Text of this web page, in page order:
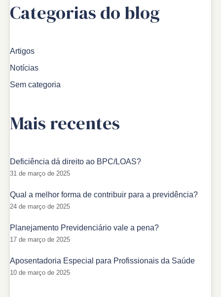
Categorias do blog
Artigos
Notícias
Sem categoria
Mais recentes
Deficiência dá direito ao BPC/LOAS?
31 de março de 2025
Qual a melhor forma de contribuir para a previdência?
24 de março de 2025
Planejamento Previdenciário vale a pena?
17 de março de 2025
Aposentadoria Especial para Profissionais da Saúde
10 de março de 2025